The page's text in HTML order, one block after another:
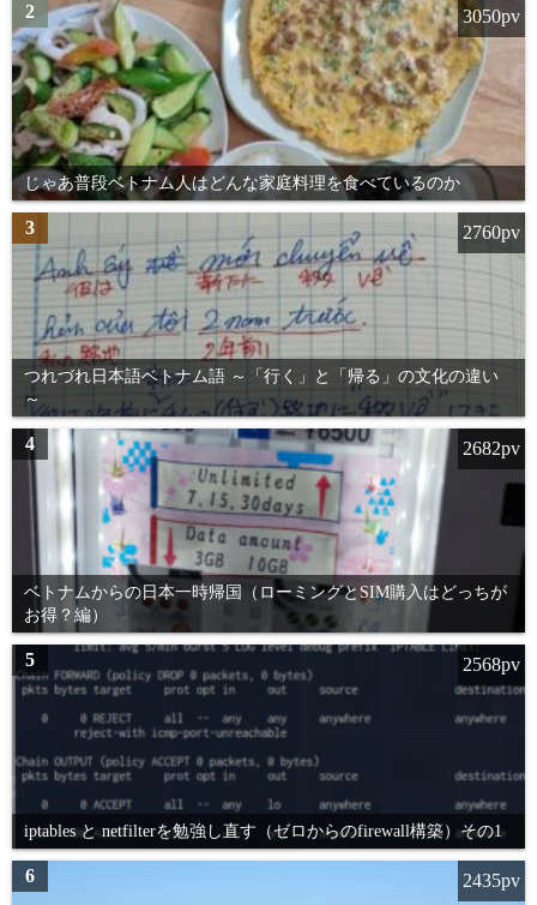
2
じゃあ普段ベトナム人はどんな家庭料理を食べているのか
3050pv
3
つれづれ日本語ベトナム語 ～「行く」と「帰る」の文化の違い
～
2760pv
4
ベトナムからの日本一時帰国（ローミングとSIM購入はどっちが
お得？編）
2682pv
5
iptables と netfilterを勉強し直す（ゼロからのfirewall構築）その1
2568pv
6 2435pv